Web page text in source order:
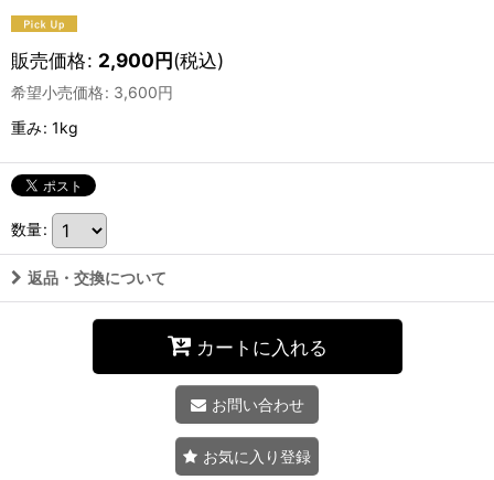
販売価格: 2,900円(税込)
希望小売価格: 3,600円
重み: 1kg
数量:
返品・交換について
カートに入れる
お問い合わせ
お気に入り登録